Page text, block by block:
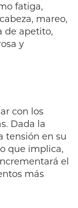
fatiga,
mareo,
de apetito,
y
con los
Dada la
tensión en su
que implica,
el
más